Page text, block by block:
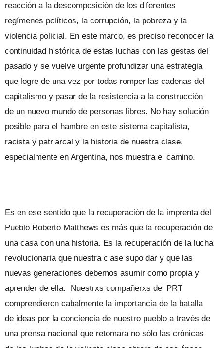
reacción a la descomposición de los diferentes
regímenes políticos, la corrupción, la pobreza y la
violencia policial. En este marco, es preciso reconocer la
continuidad histórica de estas luchas con las gestas del
pasado y se vuelve urgente profundizar una estrategia
que logre de una vez por todas romper las cadenas del
capitalismo y pasar de la resistencia a la construcción
de un nuevo mundo de personas libres. No hay solución
posible para el hambre en este sistema capitalista,
racista y patriarcal y la historia de nuestra clase,
especialmente en Argentina, nos muestra el camino.
Es en ese sentido que la recuperación de la imprenta del
Pueblo Roberto Matthews es más que la recuperación de
una casa con una historia. Es la recuperación de la lucha
revolucionaria que nuestra clase supo dar y que las
nuevas generaciones debemos asumir como propia y
aprender de ella. Nuestrxs compañerxs del PRT
comprendieron cabalmente la importancia de la batalla
de ideas por la conciencia de nuestro pueblo a través de
una prensa nacional que retomara no sólo las crónicas